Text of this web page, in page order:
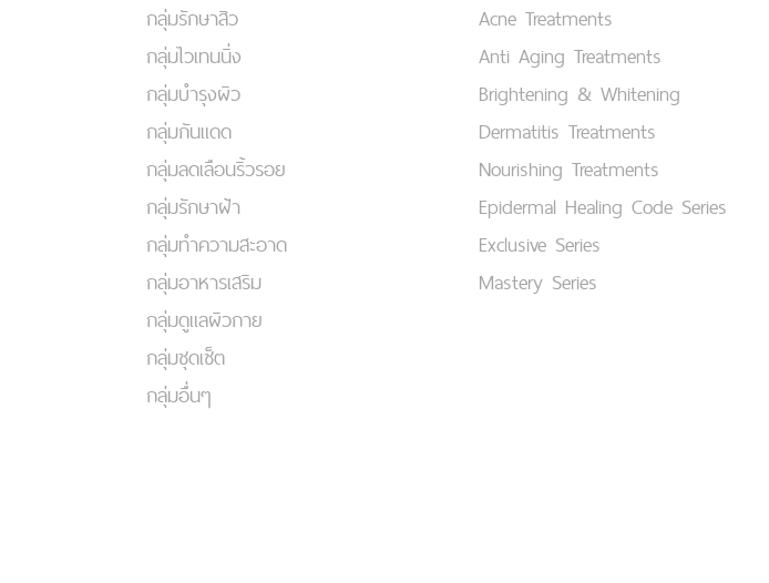
กลุ่มรักษาสิว
กลุ่มไวเทนนิ่ง
กลุ่มบำรุงผิว
กลุ่มกันแดด
กลุ่มลดเลือนริ้วรอย
กลุ่มรักษาฝ้า
กลุ่มทำความสะอาด
กลุ่มอาหารเสริม
กลุ่มดูแลผิวกาย
กลุ่มชุดเซ็ต
กลุ่มอื่นๆ
Acne Treatments
Anti Aging Treatments
Brightening & Whitening
Dermatitis Treatments
Nourishing Treatments
Epidermal Healing Code Series
Exclusive Series
Mastery Series